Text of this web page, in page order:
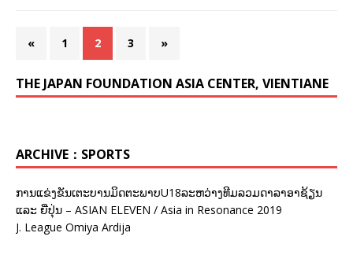
« 1 2 3 »
THE JAPAN FOUNDATION ASIA CENTER, VIENTIANE
ARCHIVE：SPORTS
ການແຂ່ງຂັນເຕະບານມິດຕະພາບU18ລະຫວ່າງທີມລວມດາລາອາຊ້ຽນ
ແລະ ຍີ່ປຸ່ນ – ASIAN ELEVEN / Asia in Resonance 2019
J. League Omiya Ardija